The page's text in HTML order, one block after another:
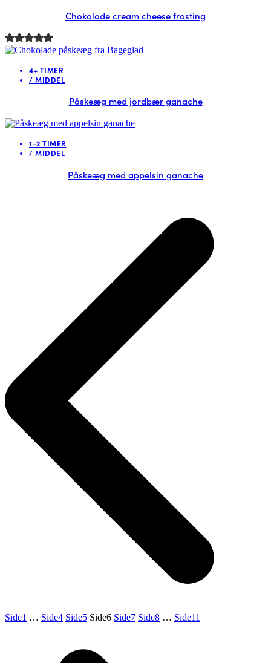
Chokolade cream cheese frosting
4+ TIMER
/ MIDDEL
Påskeæg med jordbær ganache
1-2 TIMER
/ MIDDEL
Påskeæg med appelsin ganache
Side1 … Side4 Side5 Side6 Side7 Side8 … Side11